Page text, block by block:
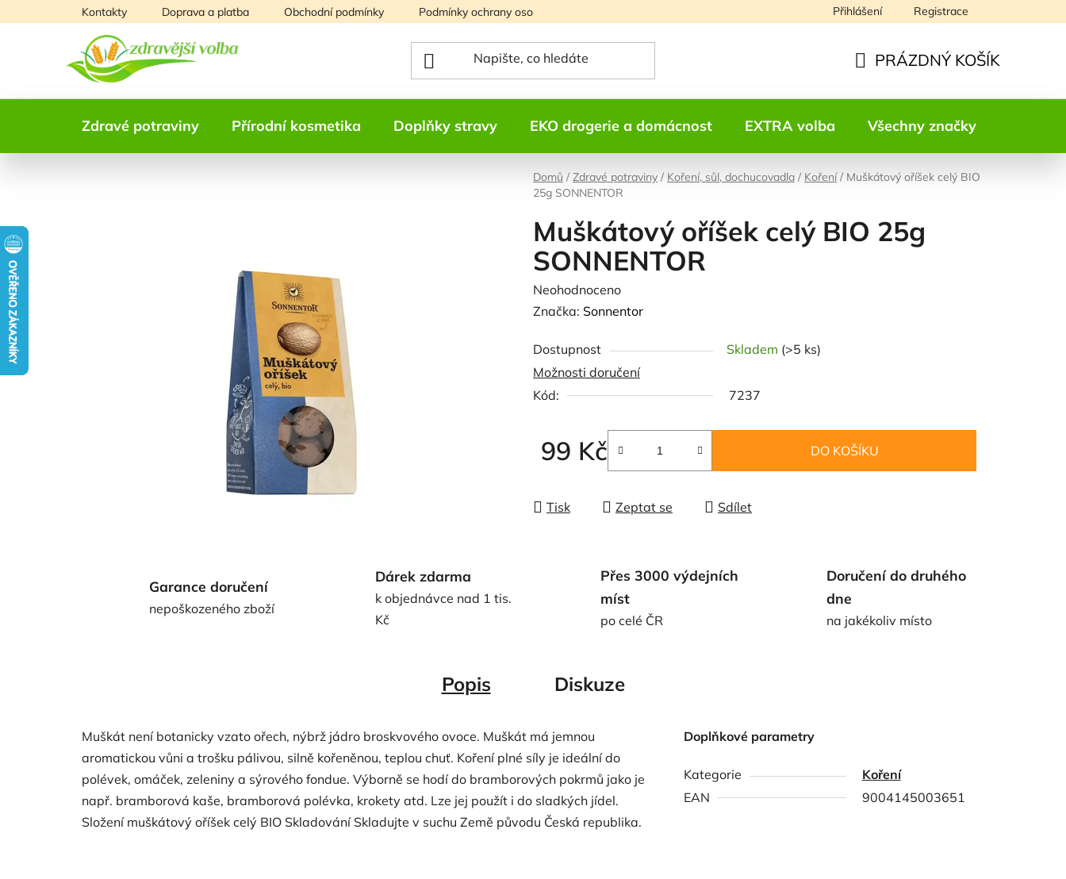
na
Kontakty Doprava a platba Obchodní podmínky Podmínky ochrany osobních údajů Přihlášení Registrace
KOŠÍK
PRÁZDNÝ KOŠÍK
Zdravé potraviny Přírodní kosmetika Doplňky stravy EKO drogerie a domácnost EXTRA volba Všechny značky
Domů / Zdravé potraviny / Koření, sůl, dochucovadla / Koření / Muškátový oříšek celý BIO
25g SONNENTOR
Muškátový oříšek celý BIO 25g
SONNENTOR
Průměrné
hodnocení
je
0,0
z
hvězdiček.
Neohodnoceno
Značka: Sonnentor
Dostupnost Skladem (>5 ks)
Možnosti doručení
Kód:
7237
99 Kč
Měrná cena:
DO KOŠÍKU
Tisk Zeptat se Sdílet
Garance doručení
nepoškozeného zboží
Dárek zdarma
k objednávce nad 1 tis.
Kč
Přes 3000 výdejních
míst
po celé ČR
Doručení do druhého
dne
na jakékoliv místo
Popis Diskuze
Muškát není botanicky vzato ořech, nýbrž jádro broskvového ovoce. Muškát má jemnou
aromatickou vůni a trošku pálivou, silně kořeněnou, teplou chuť. Koření plné síly je ideální do
polévek, omáček, zeleniny a sýrového fondue. Výborně se hodí do bramborových pokrmů jako je
např. bramborová kaše, bramborová polévka, krokety atd. Lze jej použít i do sladkých jídel.
Složení muškátový oříšek celý BIO Skladování Skladujte v suchu Země původu Česká republika.
Doplňkové parametry
Kategorie
Koření
EAN
9004145003651